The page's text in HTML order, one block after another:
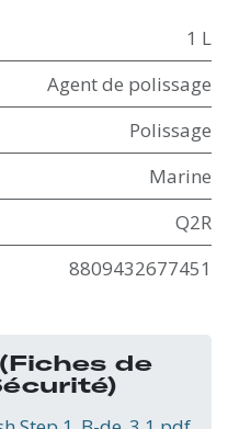
1 L
Agent de polissage
Polissage
Marine
Q2R
8809432677451
(Fiches de